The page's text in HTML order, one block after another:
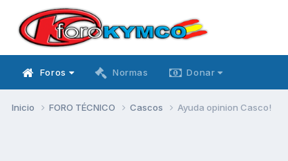
Foros Normas Donar
Inicio FORO TÉCNICO Cascos Ayuda opinion Casco!